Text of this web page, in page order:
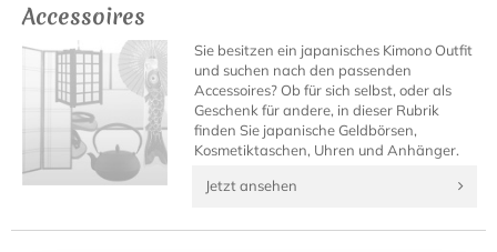
Accessoires
Sie besitzen ein japanisches Kimono Outfit
und suchen nach den passenden
Accessoires? Ob für sich selbst, oder als
Geschenk für andere, in dieser Rubrik
finden Sie japanische Geldbörsen,
Kosmetiktaschen, Uhren und Anhänger.
Jetzt ansehen